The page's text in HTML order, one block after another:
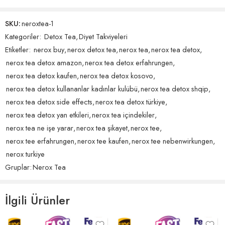
Bu ürünün en etkili kullanımı için bol su içmeye özen göstermek
önemlidir. Su tüketimi, ürünün vücut üzerindeki olumlu etkilerini
artırabilir.
Nerox Detox Tea’nin İçeriği
Nerox Detox Tea’nin içeriği, vücuda fayda sağlayabilecek doğal bitki
özleri içerir. Bu özler, sindirim sisteminizi desteklerken vücudu
temizlemeye yardımcı olabilir. İşte bazı ana bileşenler:
Yeşil Çay: Antioksidan açısından zengin olan yeşil çay, vücuttaki
toksinlerle savaşmada etkili olabilir ve metabolizmayı hızlandırabilir.
Zencefil: Zencefil, sindirimi kolaylaştırmaya ve bağışıklık sistemini
özellikleri ile bilinir ve sindirim sisteminin rahatlamasına yardımcı
4 incelemesinden 1 - 4 gösteriliyor
Göre sırala
5 üzerinden
oy aldı
imparator(doğrulanmış kullanıcı)– 27 Eylül 2023
merhaba bende satışını yapmak istiyorum 80 kilodan 65 e
kadar düştüm nerox tea ile, beni görenler satın almak
istiyorlar onlara satmak istiyorum kanada için bayilik
alabilirmiyim ?
oy aldı
SKU:neroxtea-1
Kategoriler: Detox Tea,Diyet Takviyeleri
Etiketler: nerox buy,nerox detox tea,nerox tea,nerox tea detox,
nerox tea detox amazon,nerox tea detox erfahrungen,
nerox tea detox kaufen,nerox tea detox kosovo,
nerox tea detox kullananlar kadınlar kulübü,nerox tea detox shqip,
nerox tea detox side effects,nerox tea detox türkiye,
nerox tea detox yan etkileri,nerox tea içindekiler,
nerox tea ne işe yarar,nerox tea şikayet,nerox tee,
nerox tee erfahrungen,nerox tee kaufen,nerox tee nebenwirkungen,
nerox turkiye
Gruplar:Nerox Tea
İlgili Ürünler